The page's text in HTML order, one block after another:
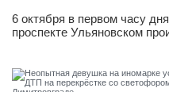
6 октября в первом часу
проспекте Ульяновском